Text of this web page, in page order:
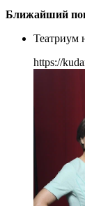
Ближайший
Театриум
https://